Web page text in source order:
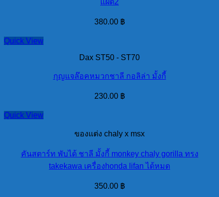
แฝด2
380.00 ฿
Quick View
Dax ST50 - ST70
กุญแจล๊อคหมวกชาลี กอลิล่า มั้งกี้
230.00 ฿
Quick View
ของแต่ง chaly x msx
คันสตาร์ท พับได้ ชาลี มั้งกี้ monkey chaly gorilla ทรง
takekawa เครื่องhonda lifan ได้หมด
350.00 ฿